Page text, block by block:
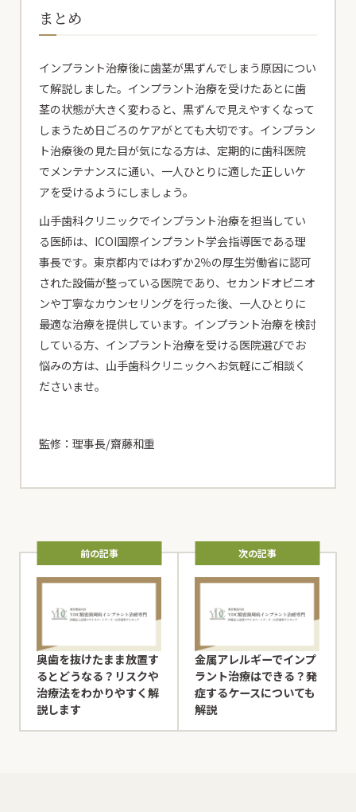
まとめ
インプラント治療後に歯茎が黒ずんでしまう原因につい
て解説しました。インプラント治療を受けたあとに歯
茎の状態が大きく変わると、黒ずんで見えやすくなって
しまうため日ごろのケアがとても大切です。インプラン
ト治療後の見た目が気になる方は、定期的に歯科医院
でメンテナンスに通い、一人ひとりに適した正しいケ
アを受けるようにしましょう。
山手歯科クリニックでインプラント治療を担当してい
る医師は、ICOI国際インプラント学会指導医である理
事長です。東京都内ではわずか2％の厚生労働省に認可
された設備が整っている医院であり、セカンドオピニオ
ンや丁寧なカウンセリングを行った後、一人ひとりに
最適な治療を提供しています。インプラント治療を検討
している方、インプラント治療を受ける医院選びでお
悩みの方は、山手歯科クリニックへお気軽にご相談く
ださいませ。
監修：理事長/齋藤和重
前の記事
奥歯を抜けたまま放置す
るとどうなる？リスクや
治療法をわかりやすく解
説します
次の記事
金属アレルギーでインプ
ラント治療はできる？発
症するケースについても
解説